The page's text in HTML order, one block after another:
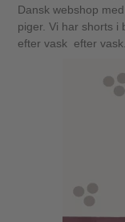
Dansk webshop
piger. Vi har shorts i
efter vask efter vask.